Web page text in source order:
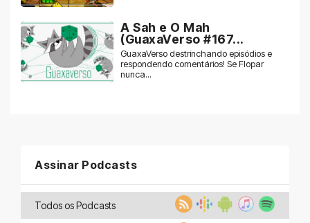
A Sah e O Mah
(GuaxaVerso #167...
GuaxaVerso destrinchando episódios e
respondendo comentários! Se Flopar
nunca...
Assinar Podcasts
Todos os Podcasts